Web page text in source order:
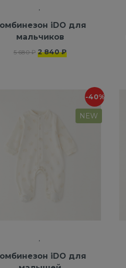
iDO для
мальчиков
5 680 ₽ 2 840 ₽
-40%
NEW
iDO для